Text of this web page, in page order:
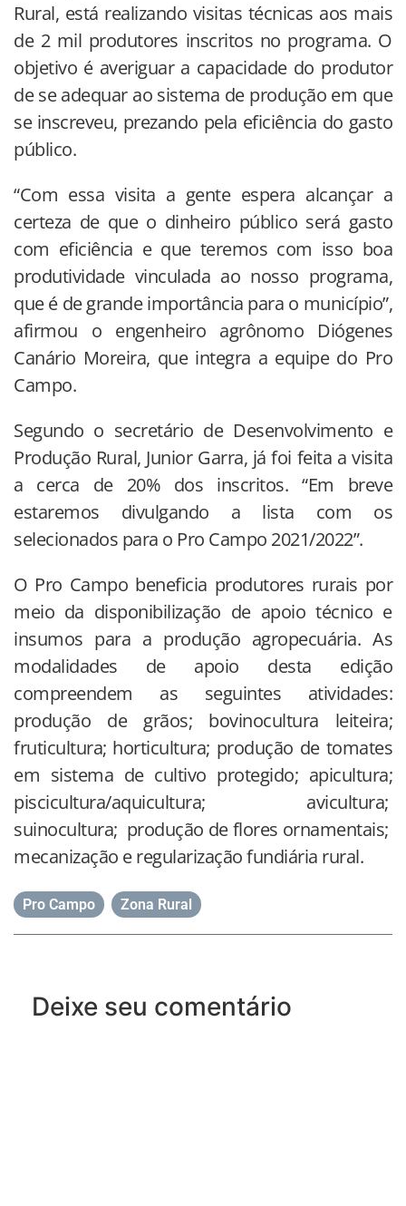
Rural, está realizando visitas técnicas aos mais
de 2 mil produtores inscritos no programa. O
objetivo é averiguar a capacidade do produtor
de se adequar ao sistema de produção em que
se inscreveu, prezando pela eficiência do gasto
público.
“Com essa visita a gente espera alcançar a
certeza de que o dinheiro público será gasto
com eficiência e que teremos com isso boa
produtividade vinculada ao nosso programa,
que é de grande importância para o município”,
afirmou o engenheiro agrônomo Diógenes
Canário Moreira, que integra a equipe do Pro
Campo.
Segundo o secretário de Desenvolvimento e
Produção Rural, Junior Garra, já foi feita a visita
a cerca de 20% dos inscritos. “Em breve
estaremos divulgando a lista com os
selecionados para o Pro Campo 2021/2022”.
O Pro Campo beneficia produtores rurais por
meio da disponibilização de apoio técnico e
insumos para a produção agropecuária. As
modalidades de apoio desta edição
compreendem as seguintes atividades:
produção de grãos; bovinocultura leiteira;
fruticultura; horticultura; produção de tomates
em sistema de cultivo protegido; apicultura;
piscicultura/aquicultura; avicultura;
suinocultura; produção de flores ornamentais;
mecanização e regularização fundiária rural.
Pro Campo Zona Rural
Deixe seu comentário